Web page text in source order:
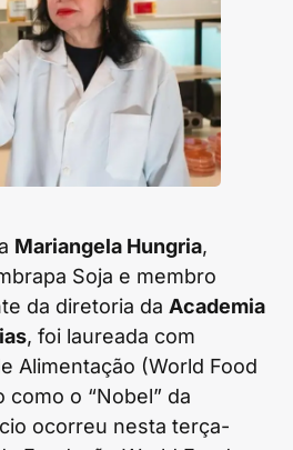
Mariangela Hungria,
Soja e membro
da diretoria da Academia
, foi laureada com
Alimentação (World Food
o “Nobel” da
ocorreu nesta terça-